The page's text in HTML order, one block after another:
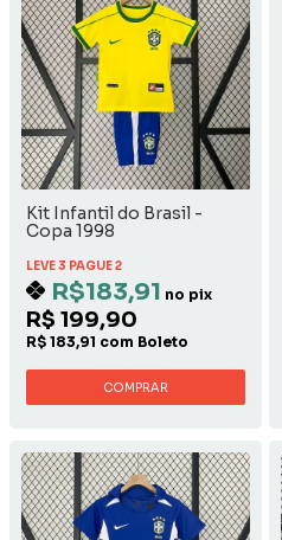
Kit Infantil do Brasil -
Copa 1998
LEVE 3 PAGUE 2
R$183,91 no pix
R$ 199,90
R$ 183,91 com Boleto
COMPRAR